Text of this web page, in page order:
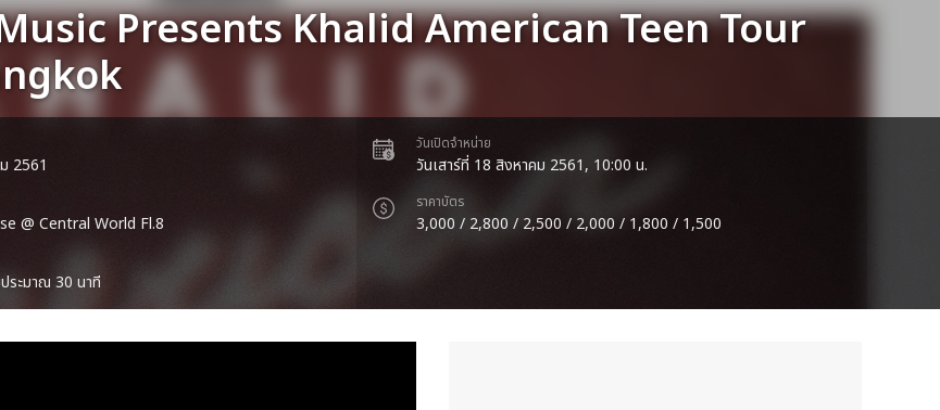
Presents Khalid American Teen Tour
2561
@ Central World Fl.8
ระมาณ 30 นาที
วันเปิดจำหน่าย
วันเสาร์ที่ 18 สิงหาคม 2561, 10:00 น.
ราคาบัตร
3,000 / 2,800 / 2,500 / 2,000 / 1,800 / 1,500